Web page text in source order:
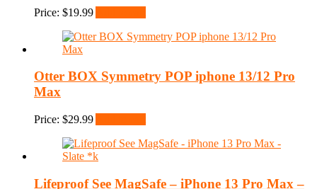
Price: $19.99
Otter BOX Symmetry POP iphone 13/12 Pro
Max
Price: $29.99
Lifeproof See MagSafe – iPhone 13 Pro Max –